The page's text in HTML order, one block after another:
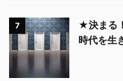
7
★決まる
時代を生